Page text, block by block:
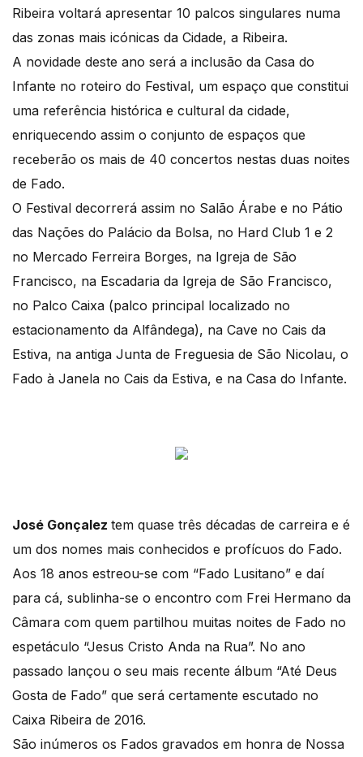
Ribeira voltará apresentar 10 palcos singulares numa
das zonas mais icónicas da Cidade, a Ribeira.
A novidade deste ano será a inclusão da Casa do
Infante no roteiro do Festival, um espaço que constitui
uma referência histórica e cultural da cidade,
enriquecendo assim o conjunto de espaços que
receberão os mais de 40 concertos nestas duas noites
de Fado.
O Festival decorrerá assim no Salão Árabe e no Pátio
das Nações do Palácio da Bolsa, no Hard Club 1 e 2
no Mercado Ferreira Borges, na Igreja de São
Francisco, na Escadaria da Igreja de São Francisco,
no Palco Caixa (palco principal localizado no
estacionamento da Alfândega), na Cave no Cais da
Estiva, na antiga Junta de Freguesia de São Nicolau, o
Fado à Janela no Cais da Estiva, e na Casa do Infante.
José Gonçalez tem quase três décadas de carreira e é
um dos nomes mais conhecidos e profícuos do Fado.
Aos 18 anos estreou-se com “Fado Lusitano” e daí
para cá, sublinha-se o encontro com Frei Hermano da
Câmara com quem partilhou muitas noites de Fado no
espetáculo “Jesus Cristo Anda na Rua”. No ano
passado lançou o seu mais recente álbum “Até Deus
Gosta de Fado” que será certamente escutado no
Caixa Ribeira de 2016.
São inúmeros os Fados gravados em honra de Nossa